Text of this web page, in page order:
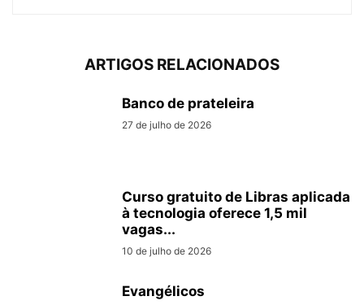
ARTIGOS RELACIONADOS
Banco de prateleira
27 de julho de 2026
Curso gratuito de Libras aplicada
à tecnologia oferece 1,5 mil
vagas...
10 de julho de 2026
Evangélicos